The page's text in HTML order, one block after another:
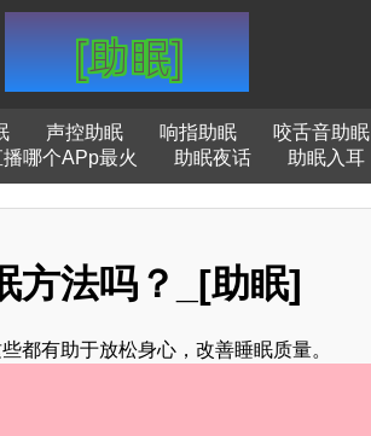
声控助眠 响指助眠 咬舌音助眠
播哪个APp最火 助眠夜话 助眠入耳
方法吗？_[助眠]
都有助于放松身心，改善睡眠质量。